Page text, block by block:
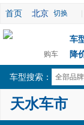
首页 北京 切换
购车
车
降
车型搜索： 全部品牌
天水车市